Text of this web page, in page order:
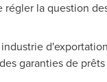
régler la question
garanties de